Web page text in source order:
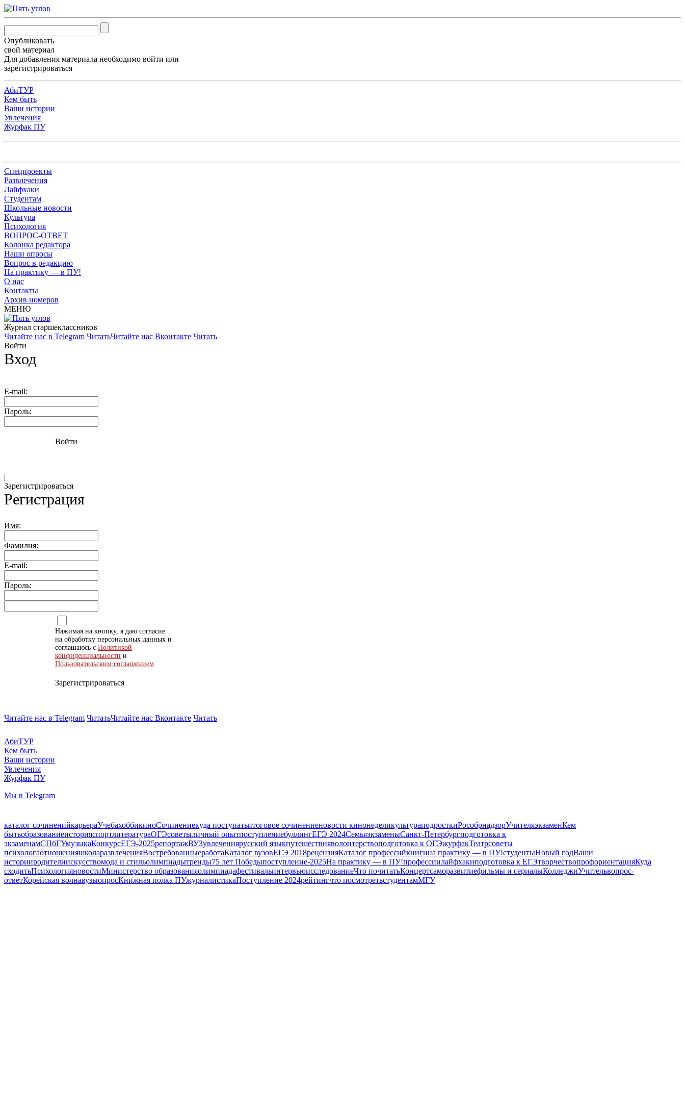
Опубликовать
свой материал
Для добавления материала необходимо войти или
зарегистрироваться
АбиТУР
Кем быть
Ваши истории
Увлечения
Журфак ПУ
Спецпроекты
Развлечения
Лайфхаки
Студентам
Школьные новости
Культура
Психология
ВОПРОС-ОТВЕТ
Колонка редактора
Наши опросы
Вопрос в редакцию
На практику — в ПУ!
О нас
Контакты
Архив номеров
МЕНЮ
Журнал старшекласcников
Читайте нас в Telegram ЧитатьЧитайте нас Вконтакте Читать
Войти
Вход
E-mail:
Пароль:
Войти
|
Зарегистрироваться
Регистрация
Имя:
Фамилия:
E-mail:
Пароль:
Нажимая на кнопку, я даю согласие
на обработку персональных данных и
соглашаюсь с Политикой
конфиденциальности и
Пользовательским соглашением
Зарегистрироваться
Читайте нас в Telegram ЧитатьЧитайте нас Вконтакте Читать
АбиТУР
Кем быть
Ваши истории
Увлечения
Журфак ПУ
Мы в Telegram
каталог сочиненийкарьераУчебахоббикиноСочинениекуда поступатьитоговое сочинениеновости кинонеделикультураподросткиРособрнадзорУчителяэкзаменКем
бытьобразованиеисторияспортлитератураОГЭсоветыличный опытпоступлениебуллингЕГЭ 2024СемьяэкзаменыСанкт-Петербургподготовка к
экзаменамСПбГУмузыкаКонкурсЕГЭ-2025репортажВУЗувлечениярусский языкпутешествияволонтерствоподготовка к ОГЭжурфакТеатрсоветы
психологаотношенияшколаразвлеченияВостребованныеработаКаталог вузовЕГЭ 2018рецензияКаталог профессийкнигина практику — в ПУ!студентыНовый годВаши
историиродителиискусствомода и стильолимпиадытренды75 лет Победыпоступление-2025На практику — в ПУ!профессиилайфхакиподготовка к ЕГЭтворчествопрофориентацияКуда
сходитьПсихологияновостиМинистерство образованияолимпиадафестивальинтервьюисследованиеЧто почитатьКонцертсаморазвитиефильмы и сериалыКолледжиУчительвопрос-
ответКорейская волнавузыопросКнижная полка ПУжурналистикаПоступление 2024рейтингчто посмотретьстудентамМГУ